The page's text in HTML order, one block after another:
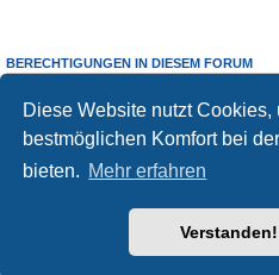
Diese Website nutzt Cookies,
bestmöglichen Komfort bei
bieten. Mehr erfahren
Verstanden!
BERECHTIGUNGEN IN DIESEM FORUM
Du darfst
keine Antworten zu Themen in
Du darfst deine Beiträge in diesem Forum
Du darfst deine Beiträge in diesem Forum nicht
keine
Powered byphpBB® Forum